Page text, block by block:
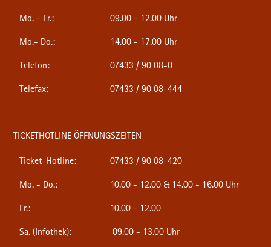
Mo. - Fr.: 09.00 - 12.00 Uhr
Mo.- Do.: 14.00 - 17.00 Uhr
Telefon: 07433 / 90 08-0
Telefax: 07433 / 90 08-444
TICKETHOTLINE ÖFFNUNGSZEITEN
Ticket-Hotline: 07433 / 90 08-420
Mo. - Do.: 10.00 - 12.00 & 14.00 - 16.00 Uhr
Fr.: 10.00 - 12.00
Sa. (Infothek): 09.00 - 13.00 Uhr